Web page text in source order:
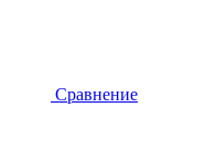
Сравнение